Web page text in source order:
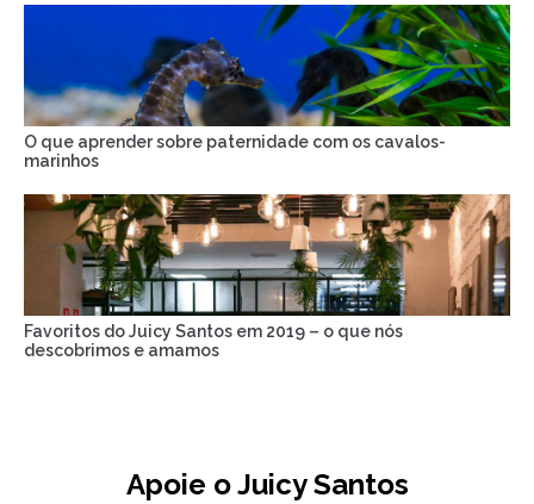
O que aprender sobre paternidade com os cavalos-
marinhos
Favoritos do Juicy Santos em 2019 – o que nós
descobrimos e amamos
Apoie o Juicy Santos